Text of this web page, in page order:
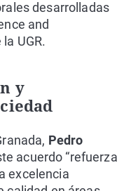
desarrolladas
and
UGR.
y
Pedro
acuerdo “refuerza
excelencia